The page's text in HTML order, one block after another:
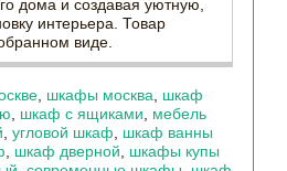
дома и создавая уютную,
интерьера. Товар
виде.
шкафы москва
шкаф
шкаф с ящиками
мебель
угловой шкаф
шкаф ванны
шкаф дверной
шкафы купы